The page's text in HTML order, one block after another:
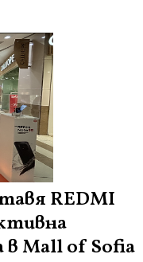
REDMI
в Mall of Sofia